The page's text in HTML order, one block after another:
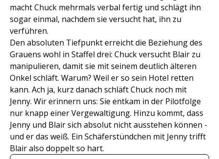
macht Chuck mehrmals verbal fertig und schlägt ihn
sogar einmal, nachdem sie versucht hat, ihn zu
verführen.
Den absoluten Tiefpunkt erreicht die Beziehung des
Grauens wohl in Staffel drei: Chuck versucht Blair zu
manipulieren, damit sie mit seinem deutlich älteren
Onkel schläft. Warum? Weil er so sein Hotel retten
kann. Ach ja, kurz danach schläft Chuck noch mit
Jenny. Wir erinnern uns: Sie entkam in der Pilotfolge
nur knapp einer Vergewaltigung. Hinzu kommt, dass
Jenny und Blair sich absolut nicht ausstehen können -
und er das weiß. Ein Schäferstündchen mit Jenny trifft
Blair also doppelt so hart.